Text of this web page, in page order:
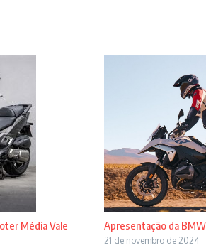
Média Vale
Apresentação da
21 de novembro de 2024